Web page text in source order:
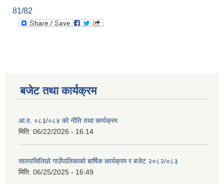
81/82
बजेट तथा कार्यक्रम
आ.व. ०८३/०८४ को नीति तथा कार्यक्रम
मिति: 06/22/2026 - 16:14
साल्पासिलिछो गाउँपालिकाको बार्षिक कार्यक्रम र बजेट २०८२/०८३
मिति: 06/25/2025 - 16:49